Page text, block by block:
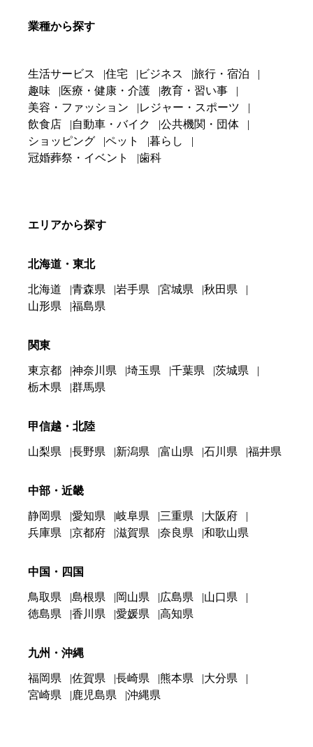
業種から探す
生活サービス 住宅 ビジネス
旅行・宿泊
趣味
医療・健康・介護
教育・習い事
美容・ファッション
レジャー・スポーツ
飲食店
自動車・バイク
公共機関・団体
ショッピング
ペット
暮らし
冠婚葬祭・イベント
歯科
エリアから探す
北海道・東北
北海道 青森県 岩手県 宮城県
秋田県
山形県
福島県
関東
東京都 神奈川県 埼玉県 千葉県
茨城県
栃木県
群馬県
甲信越・北陸
山梨県 長野県 新潟県 富山県 石川県 福井県
中部・近畿
静岡県 愛知県 岐阜県 三重県
大阪府
兵庫県
京都府 滋賀県 奈良県 和歌山県
中国・四国
鳥取県 島根県 岡山県 広島県
山口県
徳島県
香川県 愛媛県 高知県
九州・沖縄
福岡県 佐賀県 長崎県 熊本県
大分県
宮崎県
鹿児島県 沖縄県